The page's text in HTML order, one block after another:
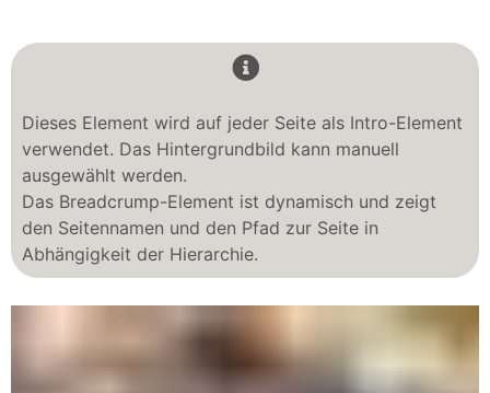
Dieses Element wird auf jeder Seite als Intro-Element
verwendet. Das Hintergrundbild kann manuell
ausgewählt werden.
Das Breadcrump-Element ist dynamisch und zeigt
den Seitennamen und den Pfad zur Seite in
Abhängigkeit der Hierarchie.